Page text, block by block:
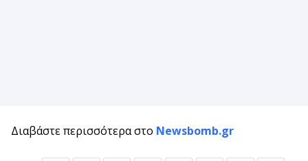
Διαβάστε περισσότερα στο Newsbomb.gr